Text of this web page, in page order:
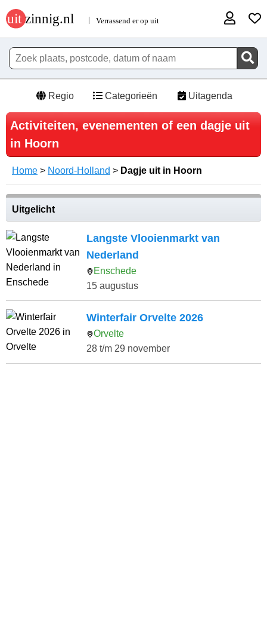
Regio Categorieën Uitagenda
Activiteiten, evenementen of een dagje uit
in Hoorn
Home > Noord-Holland > Dagje uit in Hoorn
Uitgelicht
Langste Vlooienmarkt van
Nederland
Enschede
15 augustus
Winterfair Orvelte 2026
Orvelte
28 t/m 29 november